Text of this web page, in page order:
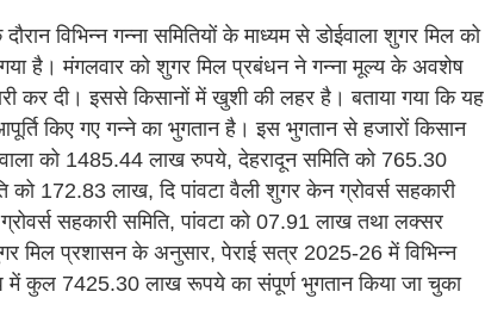
विभिन्न गन्ना समितियों के माध्यम से डोईवाला शुगर मिल को
है। मंगलवार को शुगर मिल प्रबंधन ने गन्ना मूल्य के अवशेष
कर दी। इससे किसानों में खुशी की लहर है। बताया गया कि यह
किए गए गन्ने का भुगतान है। इस भुगतान से हजारों किसान
को 1485.44 लाख रुपये, देहरादून समिति को 765.30
172.83 लाख, दि पांवटा वैली शुगर केन ग्रोवर्स सहकारी
सहकारी समिति, पांवटा को 07.91 लाख तथा लक्सर
मिल प्रशासन के अनुसार, पेराई सत्र 2025-26 में विभिन्न
में कुल 7425.30 लाख रूपये का संपूर्ण भुगतान किया जा चुका